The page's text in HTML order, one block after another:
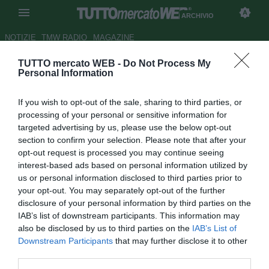
TUTTO mercato WEB - Do Not Process My
Personal Information
If you wish to opt-out of the sale, sharing to third parties, or
processing of your personal or sensitive information for
targeted advertising by us, please use the below opt-out
section to confirm your selection. Please note that after your
opt-out request is processed you may continue seeing
interest-based ads based on personal information utilized by
us or personal information disclosed to third parties prior to
your opt-out. You may separately opt-out of the further
disclosure of your personal information by third parties on the
IAB’s list of downstream participants. This information may
also be disclosed by us to third parties on the IAB’s List of
Downstream Participants that may further disclose it to other
ARCHIVIO
NOTIZIE TMW RADIO MAGAZINE
Carlo Muraro: "Per l'Inter
Autore Appi .
18.11.2006 08:03
vedi letture
Protagonista del quattro a zero che rese grande l'Inter